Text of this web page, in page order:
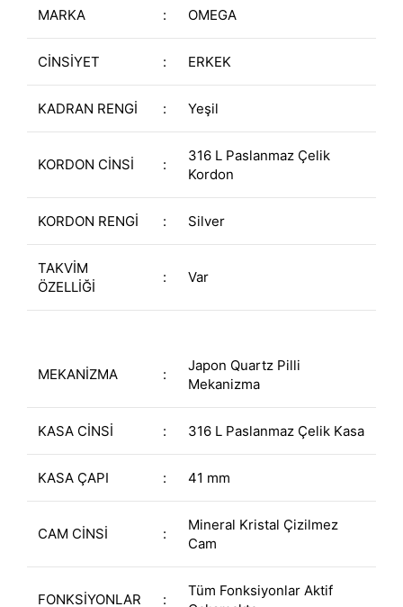
MARKA : OMEGA
CİNSİYET : ERKEK
KADRAN RENGİ : Yeşil
KORDON CİNSİ :
316 L Paslanmaz Çelik
Kordon
KORDON RENGİ : Silver
TAKVİM
ÖZELLİĞİ
: Var
MEKANİZMA :
Japon Quartz Pilli
Mekanizma
KASA CİNSİ : 316 L Paslanmaz Çelik Kasa
KASA ÇAPI : 41 mm
CAM CİNSİ :
Mineral Kristal Çizilmez
Cam
FONKSİYONLAR :
Tüm Fonksiyonlar Aktif